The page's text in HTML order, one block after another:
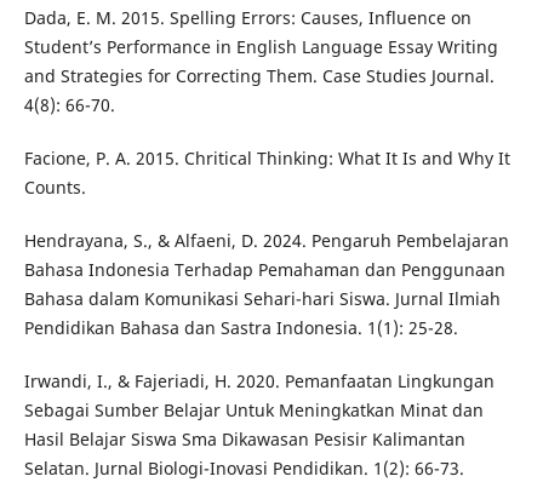
Dada, E. M. 2015. Spelling Errors: Causes, Influence on
Student’s Performance in English Language Essay Writing
and Strategies for Correcting Them. Case Studies Journal.
4(8): 66-70.
Facione, P. A. 2015. Chritical Thinking: What It Is and Why It
Counts.
Hendrayana, S., & Alfaeni, D. 2024. Pengaruh Pembelajaran
Bahasa Indonesia Terhadap Pemahaman dan Penggunaan
Bahasa dalam Komunikasi Sehari-hari Siswa. Jurnal Ilmiah
Pendidikan Bahasa dan Sastra Indonesia. 1(1): 25-28.
Irwandi, I., & Fajeriadi, H. 2020. Pemanfaatan Lingkungan
Sebagai Sumber Belajar Untuk Meningkatkan Minat dan
Hasil Belajar Siswa Sma Dikawasan Pesisir Kalimantan
Selatan. Jurnal Biologi-Inovasi Pendidikan. 1(2): 66-73.